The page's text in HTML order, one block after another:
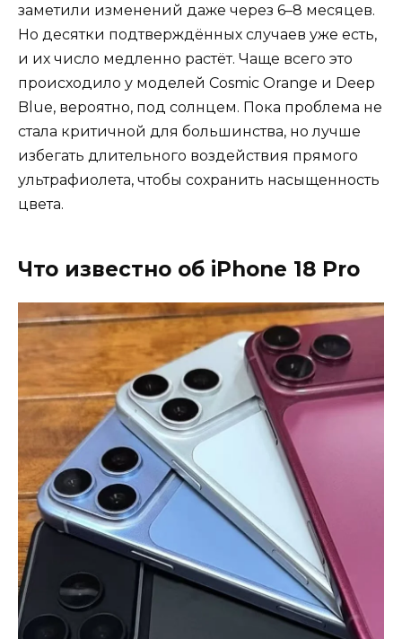
заметили изменений даже через 6–8 месяцев.
Но десятки подтверждённых случаев уже есть,
и их число медленно растёт. Чаще всего это
происходило у моделей Cosmic Orange и Deep
Blue, вероятно, под солнцем. Пока проблема не
стала критичной для большинства, но лучше
избегать длительного воздействия прямого
ультрафиолета, чтобы сохранить насыщенность
цвета.
Что известно об iPhone 18 Pro